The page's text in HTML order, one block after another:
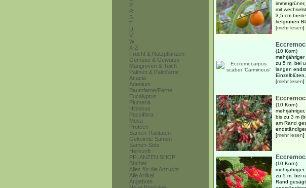
P
R
S
T
U
V
W
X-Z
Frucht & Nutzpflanzen
Gemüse & Gewürze
Mangroven & Teich
Palmen & Palmfarne
Acacia
Adenium
Baumfarne/Farne
Eucalyptus
Plumeria
Hibiskus
Passiflora
Musa
Proteen
Samen-Raritäten
Gekeimte Samen
Samen-Sets
Herkunft
PFLANZEN SHOP
Bücher
Alles für die Anzucht
Alle Artikel
Angebote
mit
3,5 cm
tiefgrünen
[mehr lesen]
(10 Korn)
mehrjähriger
zu 5 m, bei
langen
Einzelblüten,
[mehr lesen]
(10 Korn)
bis zu 3 m
am Rand
[mehr lesen]
(10 Korn)
mehrjähriger
zu 5 m, bei
Rand